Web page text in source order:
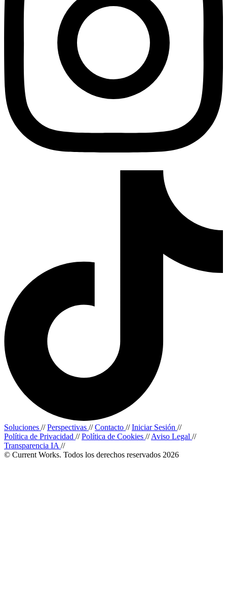
Soluciones // Perspectivas // Contacto // Iniciar Sesión //
Política de Privacidad // Política de Cookies // Aviso Legal //
Transparencia IA //
© Current Works. Todos los derechos reservados 2026